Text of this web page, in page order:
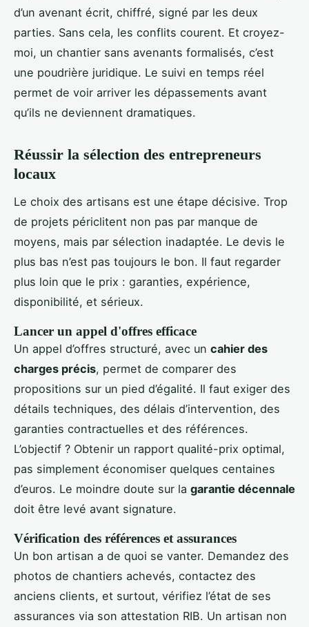
d’un avenant écrit, chiffré, signé par les deux
parties. Sans cela, les conflits courent. Et croyez-
moi, un chantier sans avenants formalisés, c’est
une poudrière juridique. Le suivi en temps réel
permet de voir arriver les dépassements avant
qu’ils ne deviennent dramatiques.
Réussir la sélection des entrepreneurs
locaux
Le choix des artisans est une étape décisive. Trop
de projets périclitent non pas par manque de
moyens, mais par sélection inadaptée. Le devis le
plus bas n’est pas toujours le bon. Il faut regarder
plus loin que le prix : garanties, expérience,
disponibilité, et sérieux.
Lancer un appel d'offres efficace
Un appel d’offres structuré, avec un cahier des
charges précis, permet de comparer des
propositions sur un pied d’égalité. Il faut exiger des
détails techniques, des délais d’intervention, des
garanties contractuelles et des références.
L’objectif ? Obtenir un rapport qualité-prix optimal,
pas simplement économiser quelques centaines
d’euros. Le moindre doute sur la garantie décennale
doit être levé avant signature.
Vérification des références et assurances
Un bon artisan a de quoi se vanter. Demandez des
photos de chantiers achevés, contactez des
anciens clients, et surtout, vérifiez l’état de ses
assurances via son attestation RIB. Un artisan non